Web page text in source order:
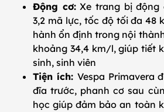
Động cơ:Xe trang bị động
3,2 mã lực, tốc độ tối đa 48
hành ổn định trong nội
khoảng 34,4 km/l, giúp tiết
sinh, sinh viên
Tiện ích: Vespa Primavera
đĩa trước, phanh cơ sau
học giúp đảm bảo an toàn